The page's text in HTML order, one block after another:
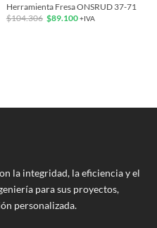
Herramienta Fresa ONSRUD 37-71
$104.306 El
precio
$89.100El+IVA
la integridad, la eficiencia y el
para sus proyectos,
personalizada.